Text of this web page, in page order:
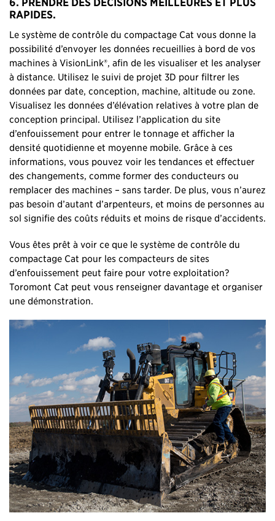
RAPIDES.
Le système de contrôle du compactage Cat vous donne la
possibilité d’envoyer les données recueillies à bord de vos
machines à VisionLink®, afin de les visualiser et les analyser
à distance. Utilisez le suivi de projet 3D pour filtrer les
données par date, conception, machine, altitude ou zone.
Visualisez les données d’élévation relatives à votre plan de
conception principal. Utilisez l’application du site
d’enfouissement pour entrer le tonnage et afficher la
densité quotidienne et moyenne mobile. Grâce à ces
informations, vous pouvez voir les tendances et effectuer
des changements, comme former des conducteurs ou
remplacer des machines – sans tarder. De plus, vous n’aurez
pas besoin d’autant d’arpenteurs, et moins de personnes au
sol signifie des coûts réduits et moins de risque d’accidents.
Vous êtes prêt à voir ce que le système de contrôle du
compactage Cat pour les compacteurs de sites
d’enfouissement peut faire pour votre exploitation?
Toromont Cat peut vous renseigner davantage et organiser
une démonstration.